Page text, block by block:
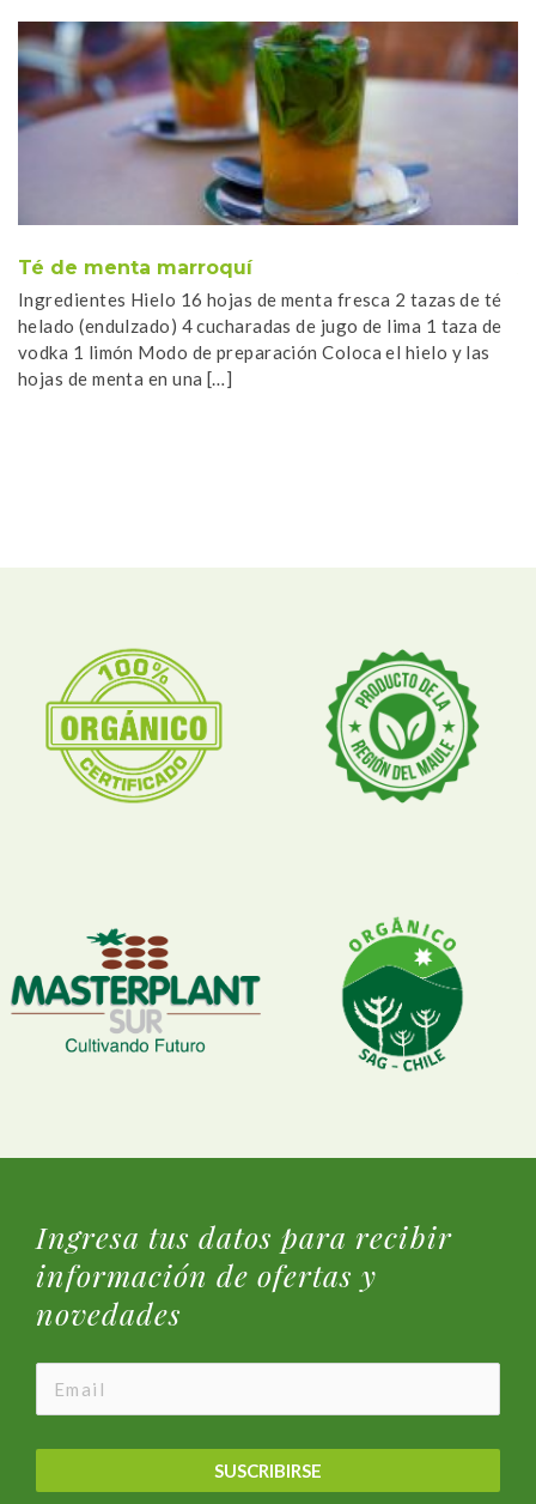
Té de menta marroquí
Ingredientes Hielo 16 hojas de menta fresca 2 tazas de té
helado (endulzado) 4 cucharadas de jugo de lima 1 taza de
vodka 1 limón Modo de preparación Coloca el hielo y las
hojas de menta en una […]
Ingresa tus datos para recibir
información de ofertas y
novedades
SUSCRIBIRSE